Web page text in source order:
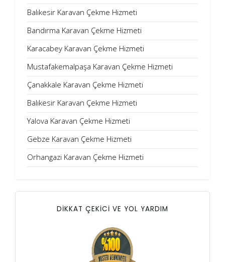
Balıkesir Karavan Çekme Hizmeti
Bandırma Karavan Çekme Hizmeti
Karacabey Karavan Çekme Hizmeti
Mustafakemalpaşa Karavan Çekme Hizmeti
Çanakkale Karavan Çekme Hizmeti
Balıkesir Karavan Çekme Hizmeti
Yalova Karavan Çekme Hizmeti
Gebze Karavan Çekme Hizmeti
Orhangazi Karavan Çekme Hizmeti
DİKKAT ÇEKİCİ VE YOL YARDIM